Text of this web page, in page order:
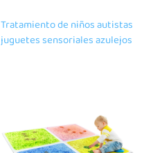
Tratamiento de niños autistas
juguetes sensoriales azulejos